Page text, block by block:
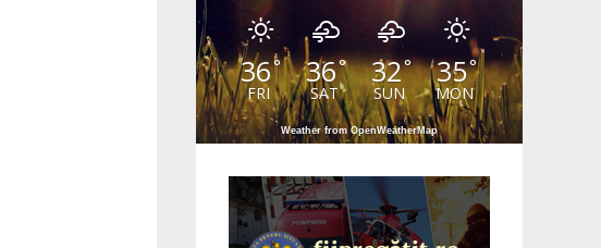
36°
FRI
36°
SAT
32°
SUN
35°
MON
Weather from OpenWeatherMap